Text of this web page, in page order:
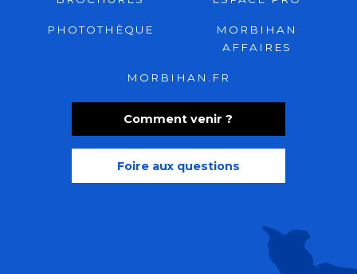
Comment venir ?
Foire aux questions
PHOTOTHÈQUE
MORBIHAN
AFFAIRES
MORBIHAN.FR